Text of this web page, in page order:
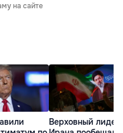
на сайте
Верховный лидер